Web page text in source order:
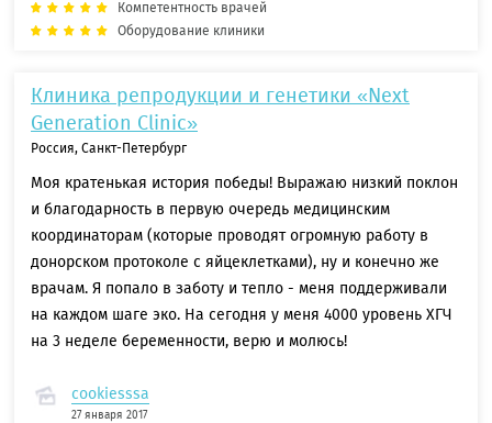
Компетентность врачей
Оборудование клиники
Клиника репродукции и генетики «Next
Generation Clinic»
Россия, Санкт-Петербург
Моя кратенькая история победы! Выражаю низкий поклон
и благодарность в первую очередь медицинским
координаторам (которые проводят огромную работу в
донорском протоколе с яйцеклетками), ну и конечно же
врачам. Я попало в заботу и тепло - меня поддерживали
на каждом шаге эко. На сегодня у меня 4000 уровень ХГЧ
на 3 неделе беременности, верю и молюсь!
cookiesssa
27 января 2017